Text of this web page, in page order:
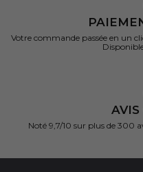
Votre commande passée en un
AVIS
Noté 9,7/10 sur plus de 300